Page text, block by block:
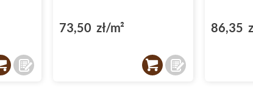
73,50 zł/m² 86,35